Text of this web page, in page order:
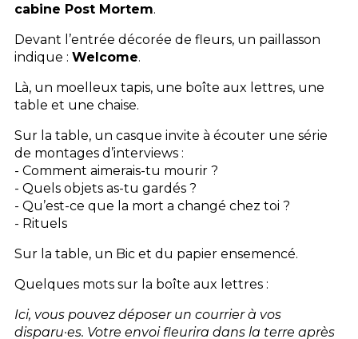
cabine Post Mortem.
Devant l’entrée décorée de fleurs, un paillasson
indique : Welcome.
Là, un moelleux tapis, une boîte aux lettres, une
table et une chaise.
Sur la table, un casque invite à écouter une série
de montages d’interviews :
- Comment aimerais-tu mourir ?
- Quels objets as-tu gardés ?
- Qu’est-ce que la mort a changé chez toi ?
- Rituels
Sur la table, un Bic et du papier ensemencé.
Quelques mots sur la boîte aux lettres :
Ici, vous pouvez déposer un courrier à vos
disparu·es. Votre envoi fleurira dans la terre après